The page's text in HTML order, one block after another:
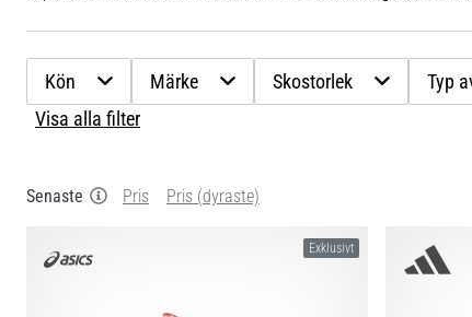
Kön Märke Skostorlek Typ
Visa alla filter
Senaste Pris Pris (dyraste)
Exklusivt